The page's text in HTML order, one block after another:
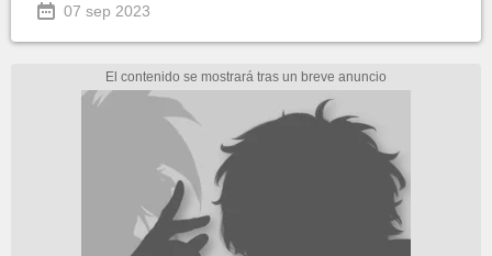
07 sep 2023